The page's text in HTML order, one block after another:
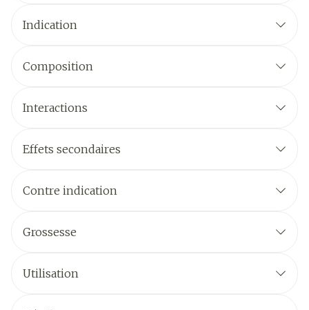
Indication
Composition
Interactions
Effets secondaires
Contre indication
Grossesse
Utilisation